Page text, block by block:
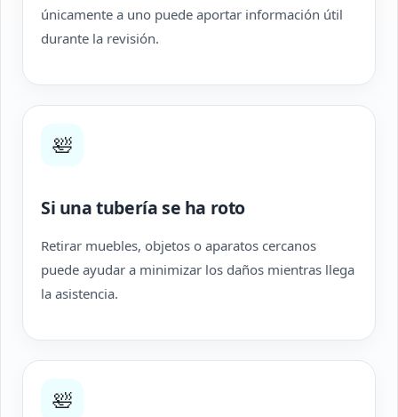
únicamente a uno puede aportar información útil
durante la revisión.
🛀
Si una tubería se ha roto
Retirar muebles, objetos o aparatos cercanos
puede ayudar a minimizar los daños mientras llega
la asistencia.
🛀